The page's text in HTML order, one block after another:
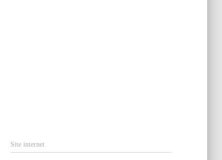
Site internet